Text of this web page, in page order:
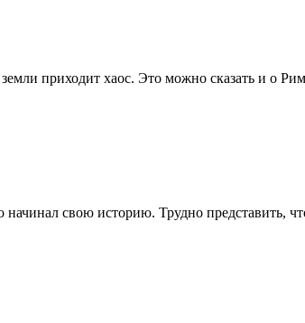
приходит хаос. Это можно сказать и о
свою историю. Трудно представить,